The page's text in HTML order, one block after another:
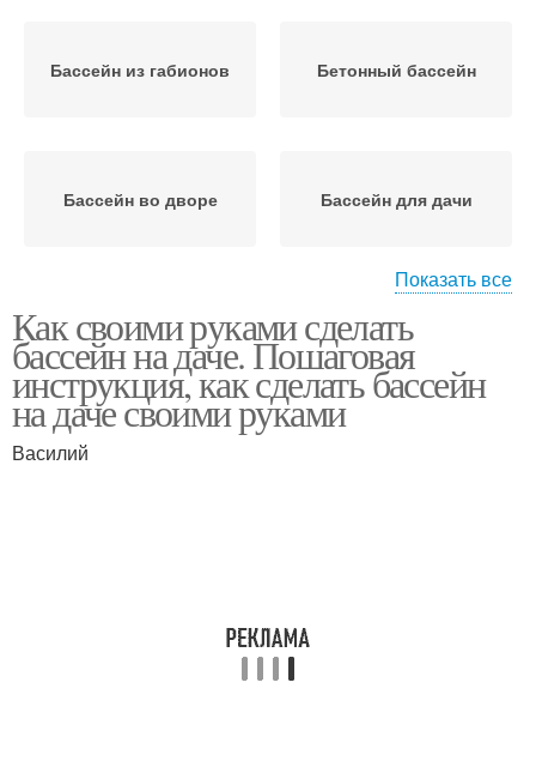
Бассейн из габионов Бетонный бассейн
Бассейн во дворе Бассейн для дачи
Каркасный бассейн
бассейны
Бассейны для дачного
Показать все
Как своими руками сделать
бассейн на даче. Пошаговая
инструкция, как сделать бассейн
на даче своими руками
Василий